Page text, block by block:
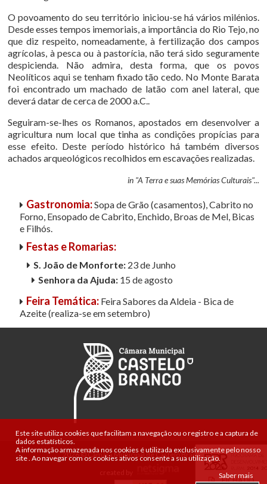
Este site utiliza cookies que facilitam a navegação ou o registro e a captura de
dados estatísticos.
A informação armazenada nos cookies é utilizada exclusivamente pelo nosso
site .Ao navegar com os cookies ativos consente a sua utilização.
Saber mais
O povoamento do seu território iniciou-se há vários milénios.
Desde esses tempos imemoriais, a importância do Rio Tejo, no
que diz respeito, nomeadamente, à fertilização dos campos
agrícolas, à pesca ou à pastorícia, não terá sido seguramente
despicienda. Não admira, desta forma, que os povos
Neolíticos aqui se tenham fixado tão cedo. No Monte Barata
foi encontrado um machado de latão com anel lateral, que
deverá datar de cerca de 2000 a.C..
Seguiram-se-lhes os Romanos, apostados em desenvolver a
agricultura num local que tinha as condições propícias para
esse efeito. Deste período histórico há também diversos
achados arqueológicos recolhidos em escavações realizadas.
in "A Terra e suas Memórias Culturais"...
Gastronomia:Sopa de Grão (casamentos), Cabrito no
Forno, Ensopado de Cabrito, Enchido, Broas de Mel, Bicas
e Filhós.
Festas e Romarias:
S. João de Monforte: 23 de Junho
Senhora da Ajuda: 15 de agosto
Feira Temática: Feira Sabores da Aldeia - Bica de
Azeite (realiza-se em setembro)
FICHA DO
2026 © Câmara Municipal de Castelo Branco